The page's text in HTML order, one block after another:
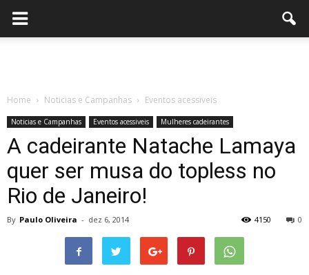
Home Noticias e Campanhas Eventos acessiveis
Noticias e Campanhas Eventos acessiveis Mulheres cadeirantes
A cadeirante Natache Lamaya
quer ser musa do topless no
Rio de Janeiro!
By Paulo Oliveira - dez 6, 2014 0
4150